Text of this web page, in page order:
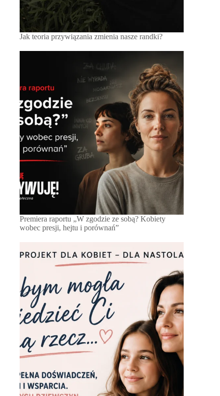
Jak teoria przywiązania zmienia nasze randki?
Premiera raportu „W zgodzie ze sobą? Kobiety
wobec presji, hejtu i porównań”